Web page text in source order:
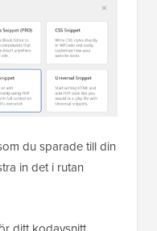
du sparade till din
in det i rutan